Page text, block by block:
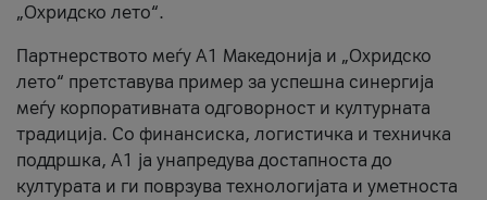
„Охридско лето“.
Партнерството меѓу A1 Македонија и „Охридско
лето“ претставува пример за успешна синергија
меѓу корпоративната одговорност и културната
традиција. Со финансиска, логистичка и техничка
поддршка, A1 ја унапредува достапноста до
културата и ги поврзува технологијата и уметноста